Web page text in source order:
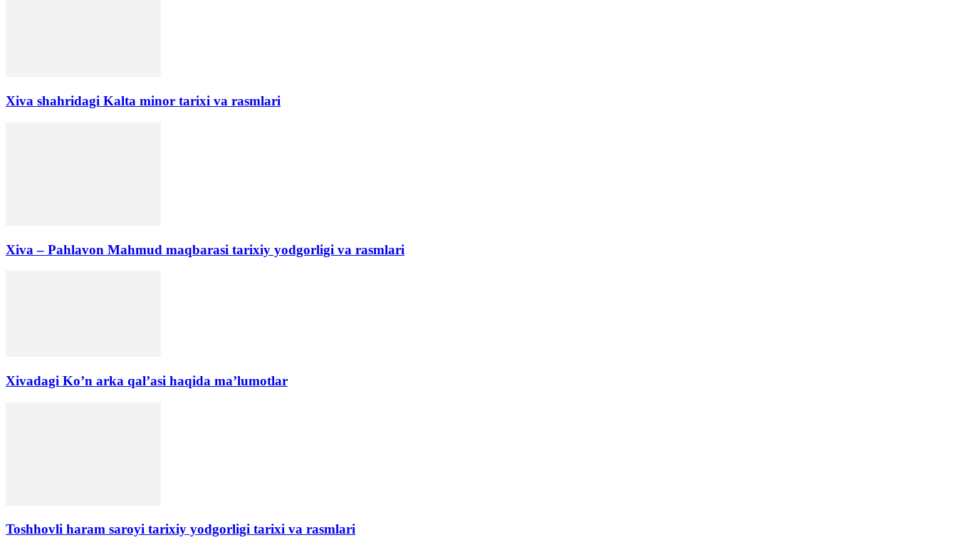
Xiva shahridagi Kalta minor tarixi va rasmlari
Xiva – Pahlavon Mahmud maqbarasi tarixiy yodgorligi va rasmlari
Xivadagi Ko’n arka qal’asi haqida ma’lumotlar
Toshhovli haram saroyi tarixiy yodgorligi tarixi va rasmlari